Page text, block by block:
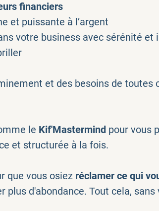
financiers
et puissante à l’argent
votre business avec sérénité et
et des besoins de toutes
le Kif'Mastermind pour vous
et structurée à la fois.
que vous osiez réclamer ce qui
d'abondance. Tout cela,